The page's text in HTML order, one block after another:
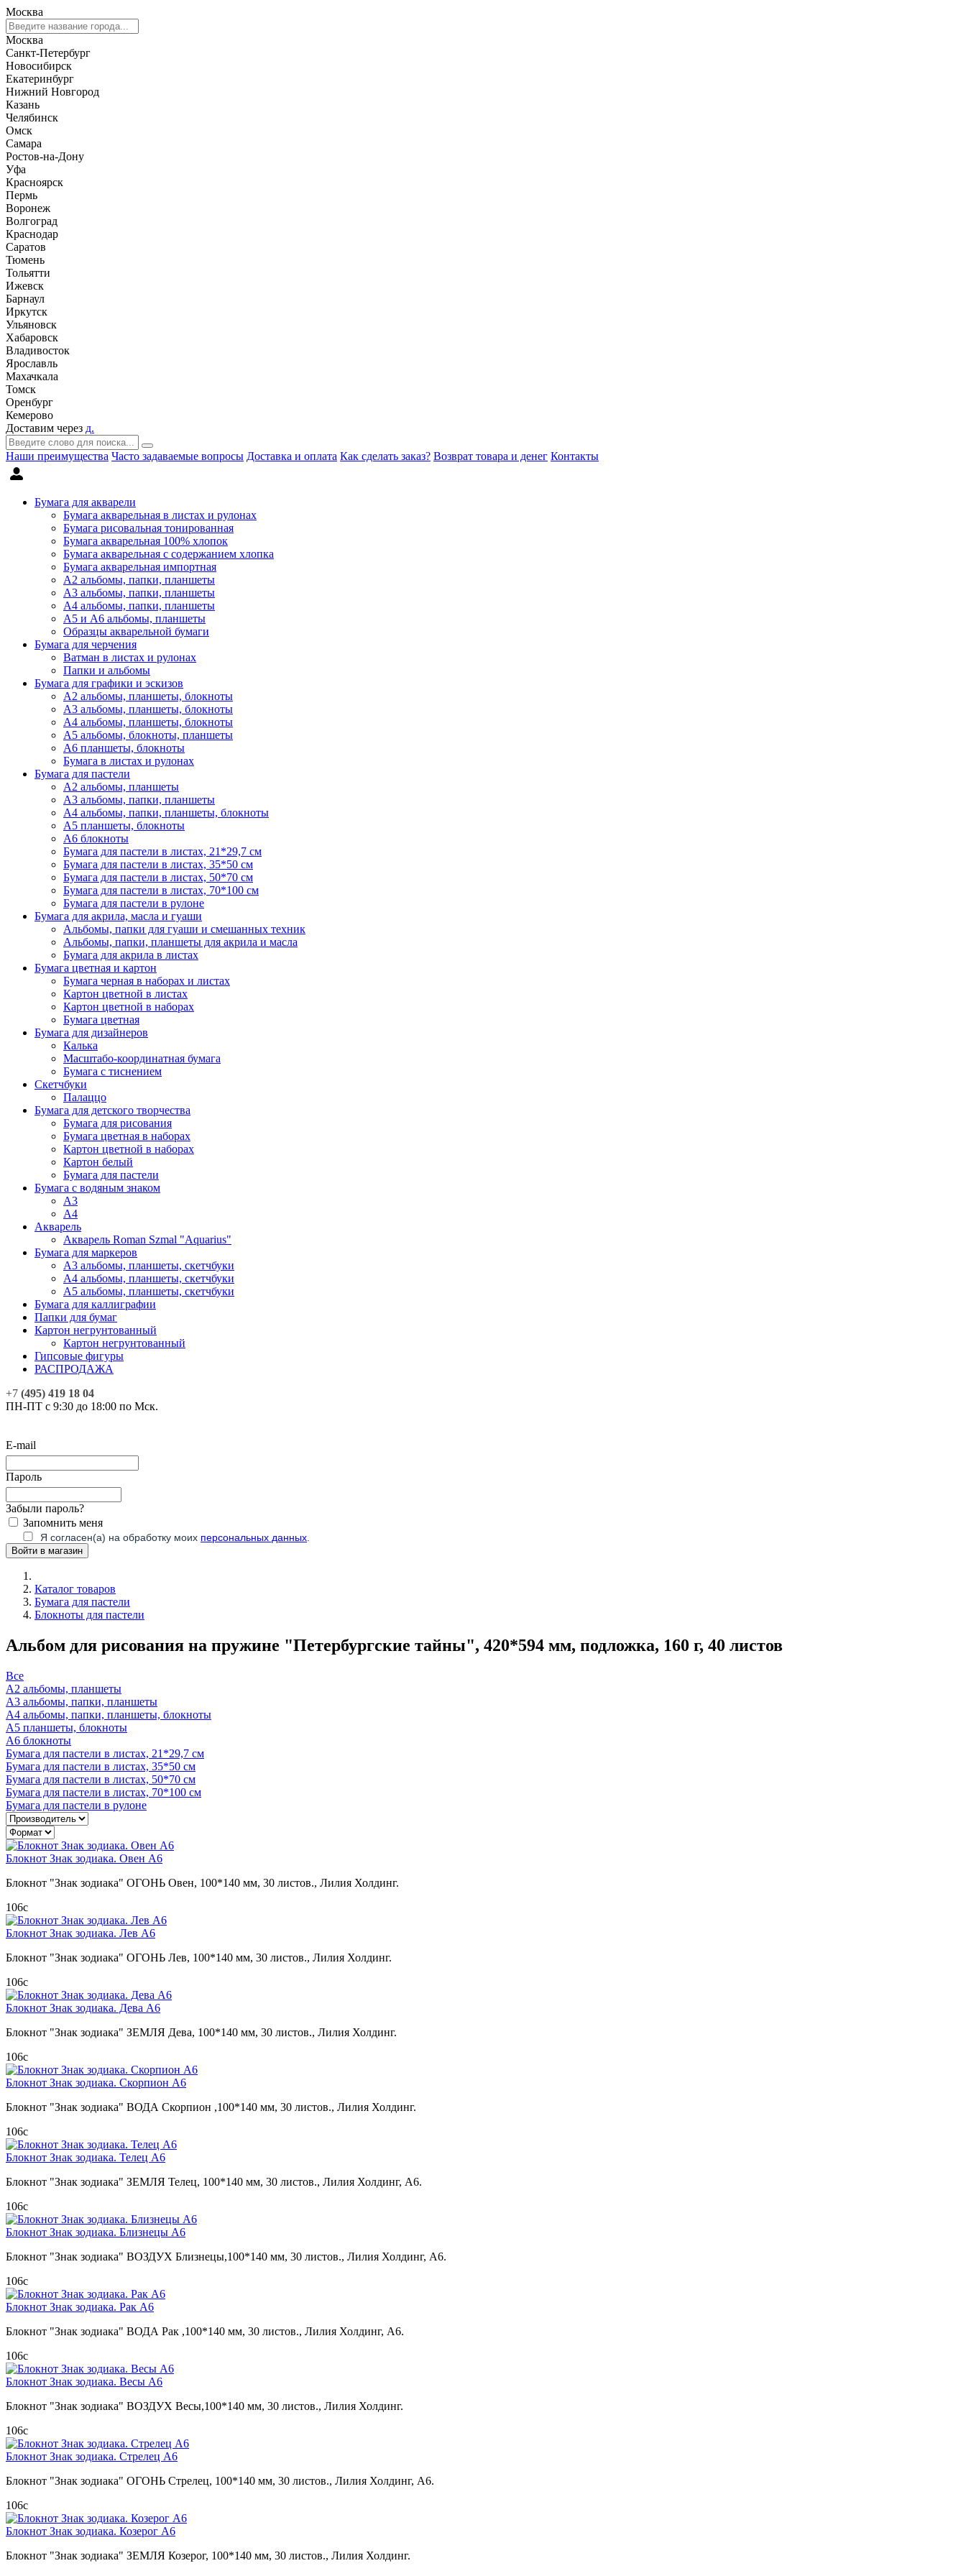
Москва
Москва
Санкт-Петербург
Новосибирск
Екатеринбург
Нижний Новгород
Казань
Челябинск
Омск
Самара
Ростов-на-Дону
Уфа
Красноярск
Пермь
Воронеж
Волгоград
Краснодар
Саратов
Тюмень
Тольятти
Ижевск
Барнаул
Иркутск
Ульяновск
Хабаровск
Владивосток
Ярославль
Махачкала
Томск
Оренбург
Кемерово
Доставим через д.
Наши преимущества Часто задаваемые вопросы Доставка и оплата Как сделать заказ? Возврат товара и денег Контакты
Бумага для акварели
Бумага акварельная в листах и рулонах
Бумага рисовальная тонированная
Бумага акварельная 100% хлопок
Бумага акварельная с содержанием хлопка
Бумага акварельная импортная
А2 альбомы, папки, планшеты
А3 альбомы, папки, планшеты
А4 альбомы, папки, планшеты
А5 и А6 альбомы, планшеты
Образцы акварельной бумаги
Бумага для черчения
Ватман в листах и рулонах
Папки и альбомы
Бумага для графики и эскизов
А2 альбомы, планшеты, блокноты
А3 альбомы, планшеты, блокноты
А4 альбомы, планшеты, блокноты
А5 альбомы, блокноты, планшеты
А6 планшеты, блокноты
Бумага в листах и рулонах
Бумага для пастели
А2 альбомы, планшеты
А3 альбомы, папки, планшеты
А4 альбомы, папки, планшеты, блокноты
А5 планшеты, блокноты
А6 блокноты
Бумага для пастели в листах, 21*29,7 см
Бумага для пастели в листах, 35*50 см
Бумага для пастели в листах, 50*70 см
Бумага для пастели в листах, 70*100 см
Бумага для пастели в рулоне
Бумага для акрила, масла и гуаши
Альбомы, папки для гуаши и смешанных техник
Альбомы, папки, планшеты для акрила и масла
Бумага для акрила в листах
Бумага цветная и картон
Бумага черная в наборах и листах
Картон цветной в листах
Картон цветной в наборах
Бумага цветная
Бумага для дизайнеров
Калька
Масштабо-координатная бумага
Бумага с тиснением
Скетчбуки
Палаццо
Бумага для детского творчества
Бумага для рисования
Бумага цветная в наборах
Картон цветной в наборах
Картон белый
Бумага для пастели
Бумага с водяным знаком
А3
А4
Акварель
Акварель Roman Szmal "Aquarius"
Бумага для маркеров
А3 альбомы, планшеты, скетчбуки
А4 альбомы, планшеты, скетчбуки
А5 альбомы, планшеты, скетчбуки
Бумага для каллиграфии
Папки для бумаг
Картон негрунтованный
Картон негрунтованный
Гипсовые фигуры
РАСПРОДАЖА
+7 (495) 419 18 04
ПН-ПТ с 9:30 до 18:00 по Мск.
E-mail
Пароль
Забыли пароль?
Запомнить меня
Я согласен(а) на обработку моих персональных данных
Каталог товаров
Бумага для пастели
Блокноты для пастели
Альбом для рисования на пружине "Петербургские тайны", 420*594 мм, подложка, 160 г, 40 листов
Все
А2 альбомы, планшеты
А3 альбомы, папки, планшеты
А4 альбомы, папки, планшеты, блокноты
А5 планшеты, блокноты
А6 блокноты
Бумага для пастели в листах, 21*29,7 см
Бумага для пастели в листах, 35*50 см
Бумага для пастели в листах, 50*70 см
Бумага для пастели в листах, 70*100 см
Бумага для пастели в рулоне
Блокнот Знак зодиака. Овен А6
Блокнот "Знак зодиака" ОГОНЬ Овен, 100*140 мм, 30 листов., Лилия Холдинг.
106c
Блокнот Знак зодиака. Лев А6
Блокнот "Знак зодиака" ОГОНЬ Лев, 100*140 мм, 30 листов., Лилия Холдинг.
106c
Блокнот Знак зодиака. Дева А6
Блокнот "Знак зодиака" ЗЕМЛЯ Дева, 100*140 мм, 30 листов., Лилия Холдинг.
106c
Блокнот Знак зодиака. Скорпион А6
Блокнот "Знак зодиака" ВОДА Скорпион ,100*140 мм, 30 листов., Лилия Холдинг.
106c
Блокнот Знак зодиака. Телец А6
Блокнот "Знак зодиака" ЗЕМЛЯ Телец, 100*140 мм, 30 листов., Лилия Холдинг, А6.
106c
Блокнот Знак зодиака. Близнецы А6
Блокнот "Знак зодиака" ВОЗДУХ Близнецы,100*140 мм, 30 листов., Лилия Холдинг, А6.
106c
Блокнот Знак зодиака. Рак А6
Блокнот "Знак зодиака" ВОДА Рак ,100*140 мм, 30 листов., Лилия Холдинг, А6.
106c
Блокнот Знак зодиака. Весы А6
Блокнот "Знак зодиака" ВОЗДУХ Весы,100*140 мм, 30 листов., Лилия Холдинг.
106c
Блокнот Знак зодиака. Стрелец А6
Блокнот "Знак зодиака" ОГОНЬ Стрелец, 100*140 мм, 30 листов., Лилия Холдинг, А6.
106c
Блокнот Знак зодиака. Козерог А6
Блокнот "Знак зодиака" ЗЕМЛЯ Козерог, 100*140 мм, 30 листов., Лилия Холдинг.